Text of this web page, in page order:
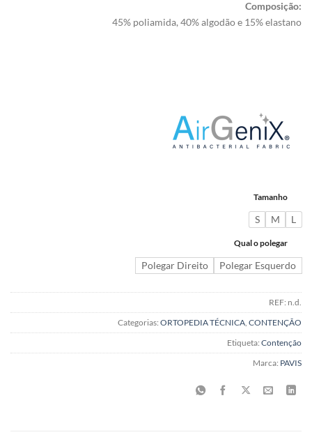
Composição:
45% poliamida, 40% algodão e 15% elastano
Tamanho
S M L
Qual o polegar
Polegar Direito Polegar Esquerdo
REF: n.d.
Categorias: ORTOPEDIA TÉCNICA CONTENÇÃO
Etiqueta: Contenção
Marca: PAVIS